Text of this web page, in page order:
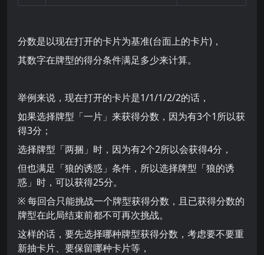
分数是以现在打开的卡片为基准(台面上的卡片)，
其数字在牌型的得分条件满足多少来计算。
举例来说，现在打开的卡片是1/1/1/2/2的话，
如果选择牌型「一片」来获得分数，因为有3个1所以获
得3分；
选择牌型「两捆」时，因为有2个2所以会获得4分，
但也满足「狼的诱惑」条件，所以选择牌型「狼的诱
惑」时，可以获得25分。
※ 每回合只能挑战一个牌型获得分数，且已获得分数的
牌型在此局结束前都不可再次挑战。
这样的话，要先选择哪种牌型获得分数，考虑要不要重
新抽卡片、要保留哪种卡片等，